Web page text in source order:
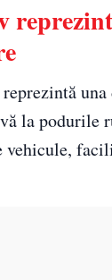
la podurile
vehicule,